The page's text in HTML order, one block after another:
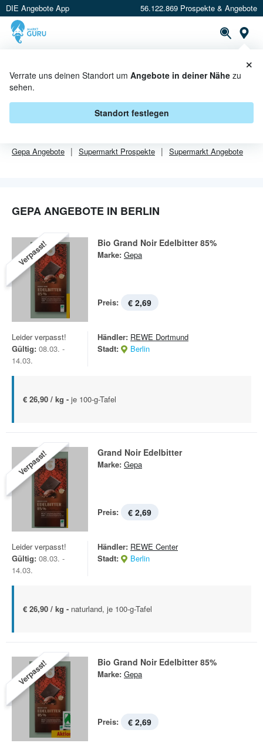
DIE Angebote App 56.122.869 Prospekte & Angebote
Verrate uns deinen Standort um Angebote in deiner Nähe zu
sehen.
Standort festlegen
×
GEPA ANGEBOTE IN BERLIN
VonGepasind in Berlin leider alle Angebebote abgelaufen.
Gepa Angebote Supermarkt Prospekte Supermarkt Angebote
GEPA ANGEBOTE IN BERLIN
Verpasst! Bio Grand Noir Edelbitter 85%
Marke: Gepa
Preis: € 2,69
Leider verpasst!
Gültig: 08.03. -
14.03.
Händler: REWE Dortmund
Stadt:
Berlin
€ 26,90 / kg - je 100-g-Tafel
Verpasst! Grand Noir Edelbitter
Marke: Gepa
Preis: € 2,69
Leider verpasst!
Gültig: 08.03. -
14.03.
Händler: REWE Center
Stadt:
Berlin
€ 26,90 / kg - naturland, je 100-g-Tafel
Verpasst! Bio Grand Noir Edelbitter 85%
Marke: Gepa
Preis: € 2,69